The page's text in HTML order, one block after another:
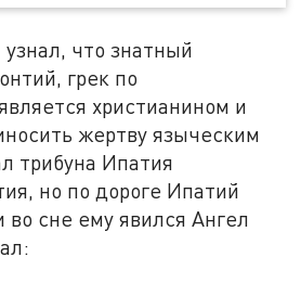
что знатный
грек по
христианином и
жертву языческим
трибуна Ипатия
но по дороге Ипатий
во сне ему явился Ангел